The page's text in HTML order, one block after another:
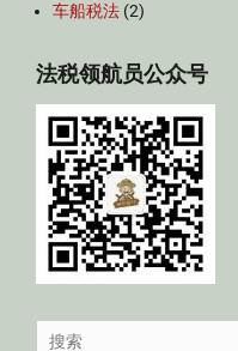
车船税法 (2)
法税领航员公众号
Search